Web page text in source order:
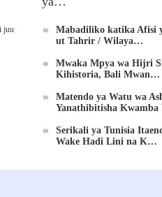
juu
Mabadiliko katika Afisi
ut Tahrir / Wilaya…
Mwaka Mpya wa Hijri
Kihistoria, Bali Mwan…
Matendo ya Watu wa
Yanathibitisha
Serikali ya Tunisia
Wake Hadi Lini na K…